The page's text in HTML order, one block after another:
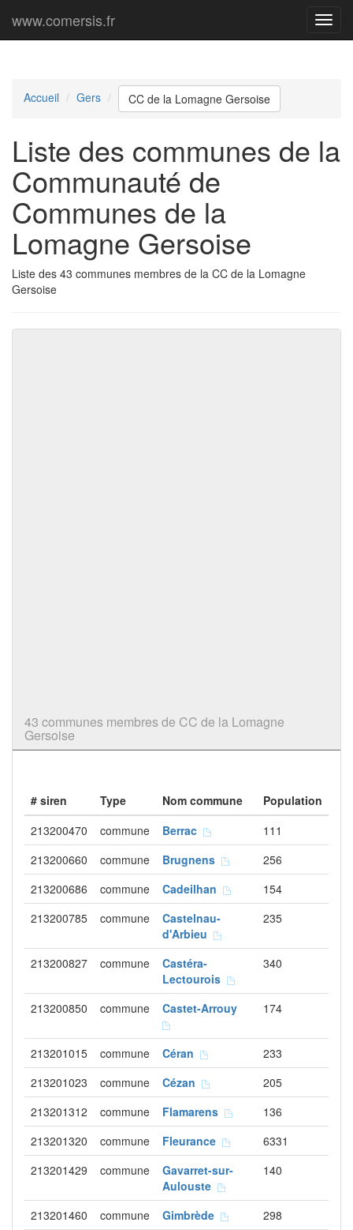
Menu
www.comersis.fr
Accueil Gers CC de la Lomagne Gersoise
Liste des communes de la
Communauté de
Communes de la
Lomagne Gersoise
Liste des 43 communes membres de la CC de la Lomagne
Gersoise
43 communes membres de CC de la Lomagne
Gersoise
# siren Type Nom commune
Population
213200470
commune Berrac
111
213200660
commune Brugnens
256
213200686
commune Cadeilhan
154
213200785
commune
Castelnau-
d'Arbieu
235
213200827 commune
Castéra-
Lectourois
340
213200850 commune Castet-Arrouy 174
213201015 commune Céran
233
213201023
commune Cézan
205
213201312
commune Flamarens
136
213201320
commune Fleurance
6331
213201429
commune
Gavarret-sur-
Aulouste
140
213201460 commune Gimbrède
298